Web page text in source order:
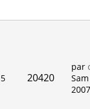
5 20420
par